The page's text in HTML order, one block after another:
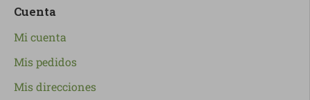
Cuenta
Mi cuenta
Mis pedidos
Mis direcciones